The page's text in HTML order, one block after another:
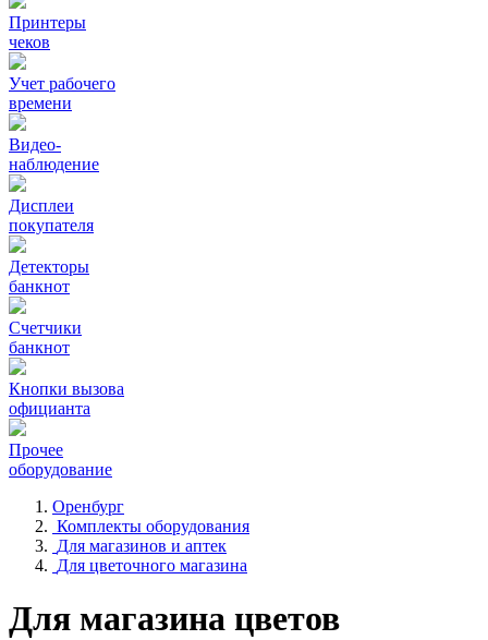
Принтеры
чеков
Учет рабочего
времени
Видео‑
наблюдение
Дисплеи
покупателя
Детекторы
банкнот
Счетчики
банкнот
Кнопки вызова
официанта
Прочее
оборудование
Оренбург
Комплекты оборудования
Для магазинов и аптек
Для цветочного магазина
Для магазина цветов